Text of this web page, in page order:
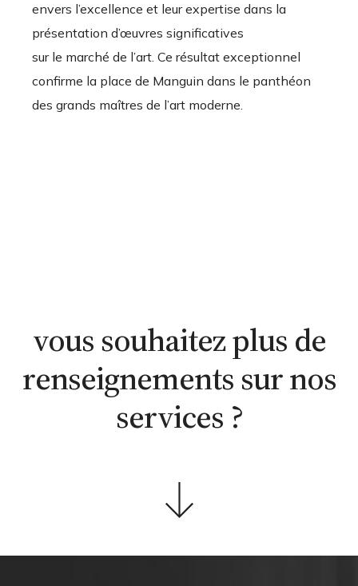
envers l’excellence et leur expertise dans la
présentation d’œuvres significatives
sur le marché de l’art. Ce résultat exceptionnel
confirme la place de Manguin dans le panthéon
des grands maîtres de l’art moderne.
vous souhaitez plus de
renseignements sur nos
services ?